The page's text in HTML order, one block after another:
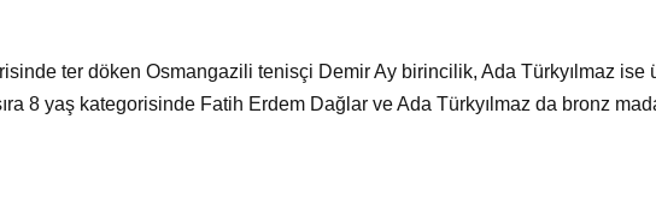
ter döken Osmangazili tenisçi Demir Ay birincilik, Ada Türkyılmaz ise
8 yaş kategorisinde Fatih Erdem Dağlar ve Ada Türkyılmaz da bronz